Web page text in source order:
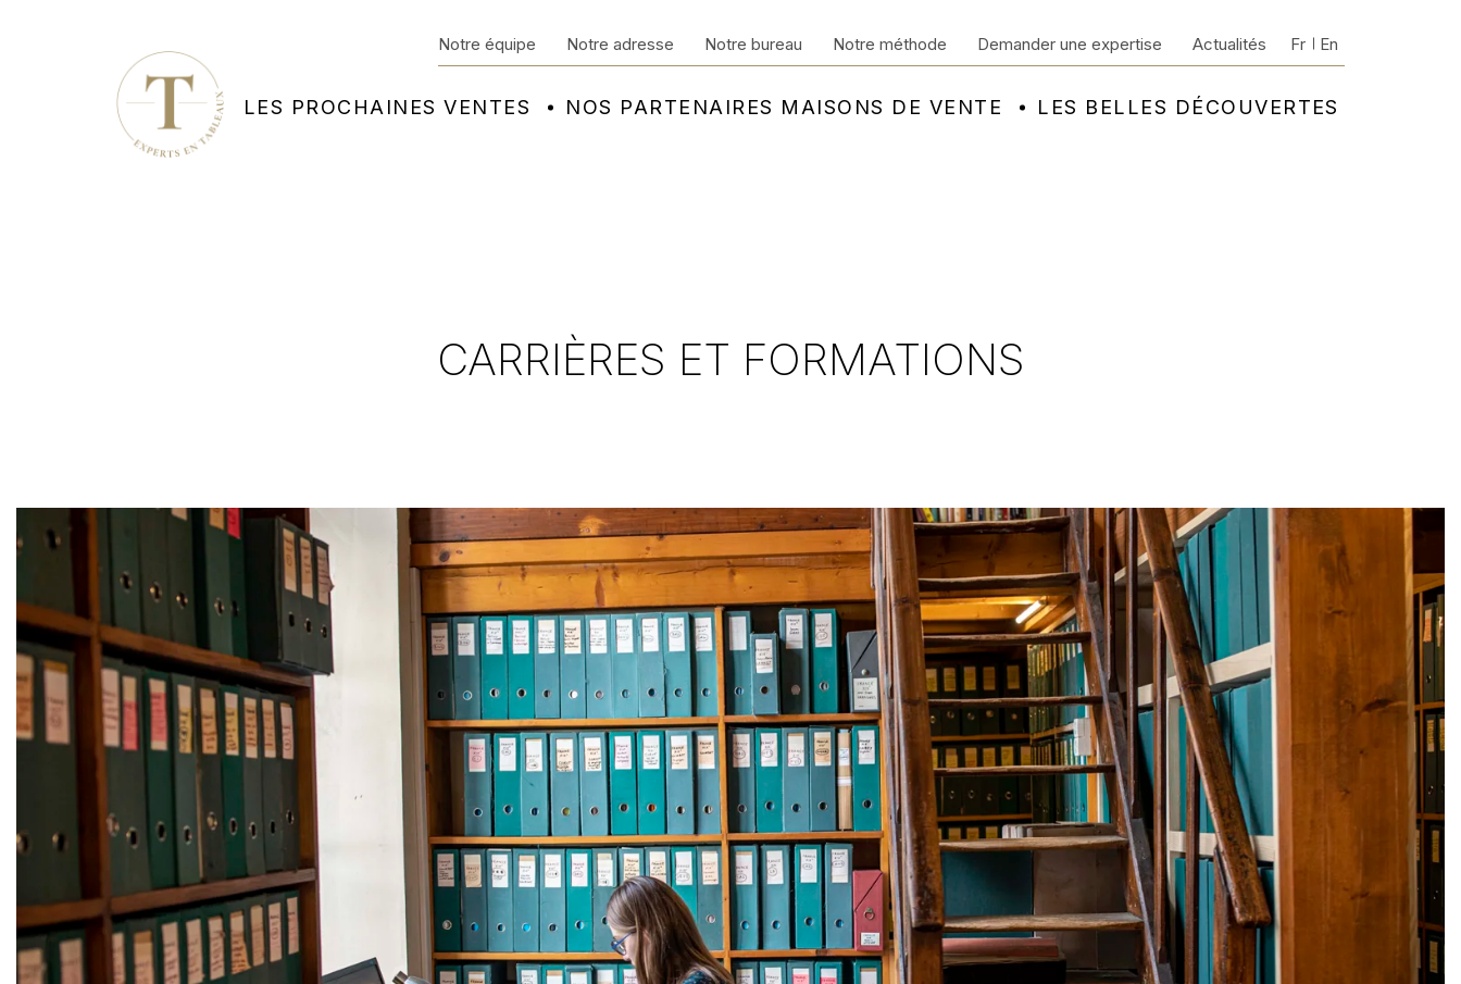
LES PROCHAINES VENTES NOS PARTENAIRES MAISONS DE VENTE LES BELLES DÉCOUVERTES
Notre équipe Notre adresse Notre bureau Notre méthode Demander une expertise Actualités Fr En
CARRIÈRES ET FORMATIONS